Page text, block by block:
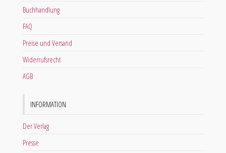
Buchhandlung
FAQ
Preise und Versand
Widerrufsrecht
AGB
INFORMATION
Der Verlag
Presse